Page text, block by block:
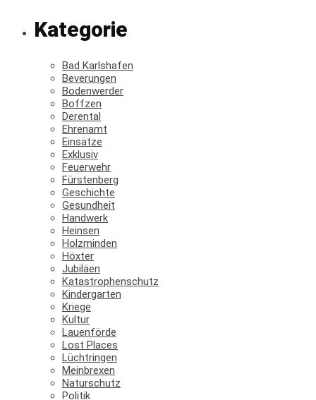
Kategorie
Bad Karlshafen
Beverungen
Bodenwerder
Boffzen
Derental
Ehrenamt
Einsätze
Exklusiv
Feuerwehr
Fürstenberg
Geschichte
Gesundheit
Handwerk
Heinsen
Holzminden
Höxter
Jubiläen
Katastrophenschutz
Kindergarten
Kriege
Kultur
Lauenförde
Lost Places
Lüchtringen
Meinbrexen
Naturschutz
Politik